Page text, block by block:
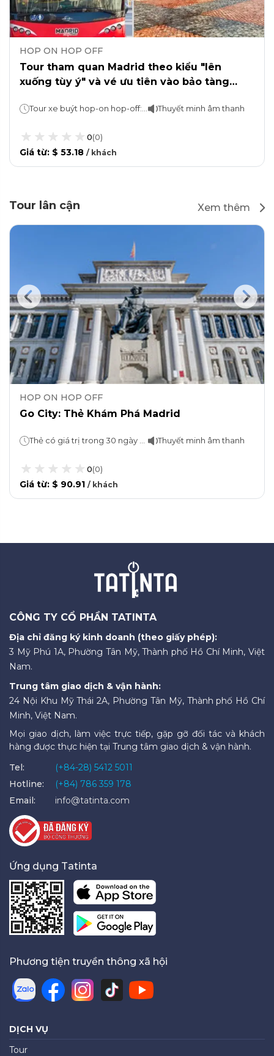
HOP ON HOP OFF
Tour tham quan Madrid theo kiểu "lên
xuống tùy ý" và vé ưu tiên vào bảo tàng
Thuyết minh âm thanh
0(0)
Giá từ: $ 53.18 / khách
Tour lân cận Xem thêm
HOP ON HOP OFF
Go City: Thẻ Khám Phá Madrid
Thuyết minh âm thanh
0(0)
Giá từ: $ 90.91 / khách
CÔNG TY CỔ PHẦN TATINTA
Địa chỉ đăng ký kinh doanh (theo giấy phép):
3 Mỹ Phú 1A, Phường Tân Mỹ, Thành phố Hồ Chí Minh, Việt
Nam.
Trung tâm giao dịch & vận hành:
24 Nội Khu Mỹ Thái 2A, Phường Tân Mỹ, Thành phố Hồ Chí
Minh, Việt Nam.
Mọi giao dịch, làm việc trực tiếp, gặp gỡ đối tác và khách
hàng được thực hiện tại Trung tâm giao dịch & vận hành.
Tel:
(+84-28) 5412 5011
Hotline:
(+84) 786 359 178
Email:
info@tatinta.com
Ứng dụng Tatinta
Phương tiện truyền thông xã hội
DỊCH VỤ
Tour